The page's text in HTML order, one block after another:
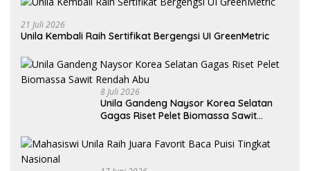
21 Juli 2026
Unila Kembali Raih Sertifikat Bergengsi UI GreenMetric
8 Juli 2026
Unila Gandeng Naysor Korea Selatan
Gagas Riset Pelet Biomassa Sawit